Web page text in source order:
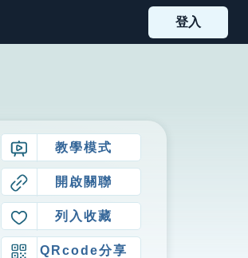
登入
教學模式
開啟關聯
列入收藏
QRcode分享